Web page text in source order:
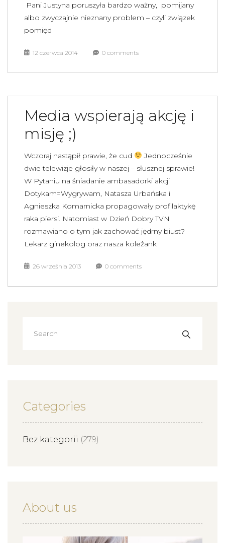
Pani Justyna poruszyła bardzo ważny, pomijany
albo zwyczajnie nieznany problem – czyli związek
pomięd
12 czerwca 2014 0 comments
Media wspierają akcję i
misję ;)
Wczoraj nastąpił prawie, że cud
Jednocześnie
dwie telewizje głosiły w naszej – słusznej sprawie!
W Pytaniu na śniadanie ambasadorki akcji
Dotykam=Wygrywam, Natasza Urbańska i
Agnieszka Komarnicka propagowały profilaktykę
raka piersi. Natomiast w Dzień Dobry TVN
rozmawiano o tym jak zachować jędrny biust?
Lekarz ginekolog oraz nasza koleżank
26 września 2013 0 comments
Categories
Bez kategorii (279)
About us